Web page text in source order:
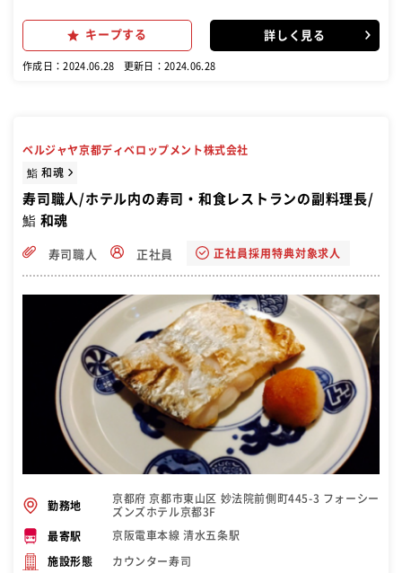
目利きの方法、お寿司の握り方など、必要な技術を全て教えます。 お
客様とのコミュニケーション カウンター越しにお客様と会話を楽しみ
キープする 詳しく見る
作成日：2024.06.28 更新日：2024.06.28
ベルジャヤ京都ディベロップメント株式会社
鮨 和魂
寿司職人/ホテル内の寿司・和食レストランの副料理長/
鮨 和魂
寿司職人 正社員 正社員採用特典対象求人
勤務地
京都府 京都市東山区 妙法院前側町445-3 フォーシー
ズンズホテル京都3F
最寄駅 京阪電車本線 清水五条駅
施設形態 カウンター寿司